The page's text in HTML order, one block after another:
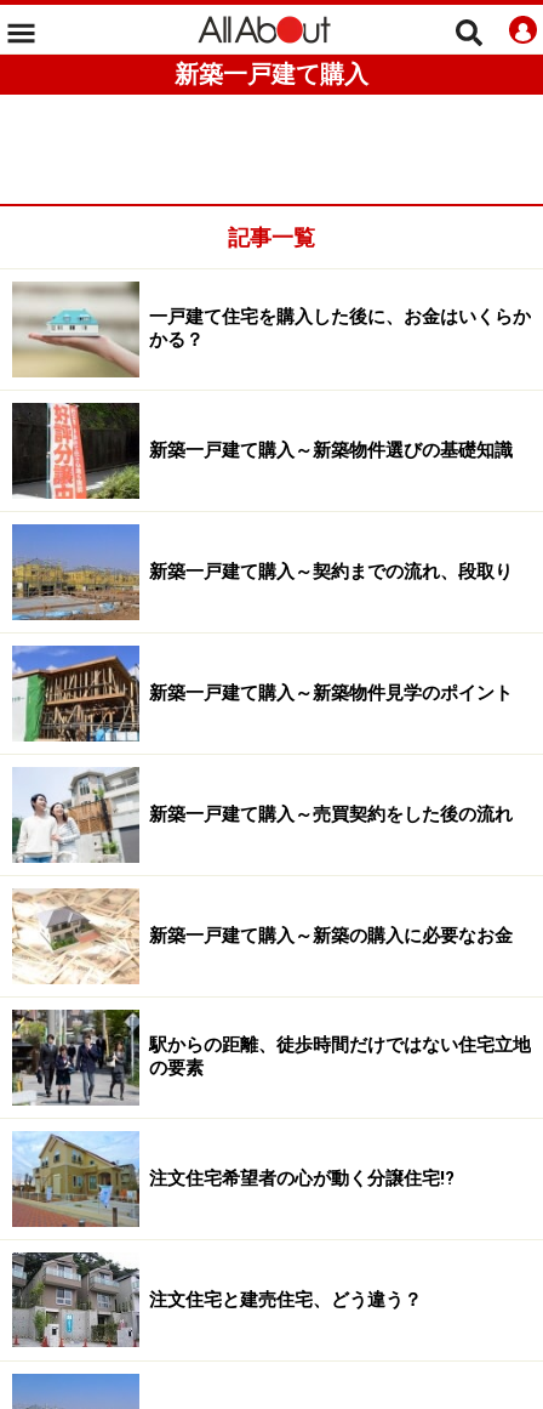
新築一戸建て購入
記事一覧
一戸建て住宅を購入した後に、お金はいくらか
かる？
新築一戸建て購入～新築物件選びの基礎知識
新築一戸建て購入～契約までの流れ、段取り
新築一戸建て購入～新築物件見学のポイント
新築一戸建て購入～売買契約をした後の流れ
新築一戸建て購入～新築の購入に必要なお金
駅からの距離、徒歩時間だけではない住宅立地
の要素
注文住宅希望者の心が動く分譲住宅!?
注文住宅と建売住宅、どう違う？